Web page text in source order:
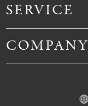
SERVICE
COMPANY